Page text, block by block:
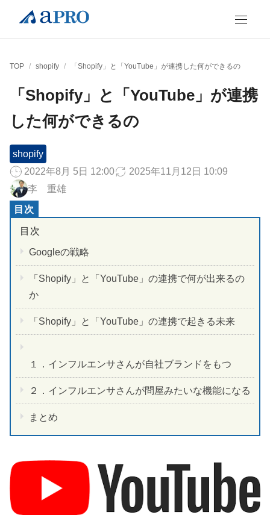
TOP / shopify / 「Shopify」と「YouTube」が連携した何ができるの
「Shopify」と「YouTube」が連携
した何ができるの
shopify
2022年8月 5日 12:00
2025年11月12日 10:09
李 重雄
Googleの戦略
「Shopify」と「YouTube」の連携で何が出来るの
か
「Shopify」と「YouTube」の連携で起きる未来
１．インフルエンサさんが自社ブランドをもつ
２．インフルエンサさんが問屋みたいな機能になる
まとめ